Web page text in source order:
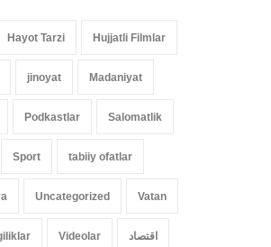
Hayot Tarzi Hujjatli Filmlar
jinoyat Madaniyat
Podkastlar Salomatlik
Sport tabiiy ofatlar
Uncategorized Vatan
Videolar اقتصاد